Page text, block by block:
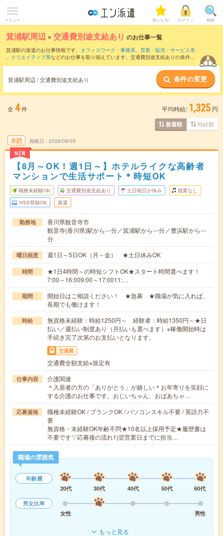
メニュー 気になる! ログイン 検索
箕浦駅周辺 ×交通費別途支給あり のお仕事一覧
箕浦駅の派遣のお仕事情報です。 オフィスワーク・事務系、 営業・販売・サービス系
、 クリエイティブ系などのお仕事を取り揃えています。交通費別途支給ありの条件の
箕浦駅周辺 / 交通費別途支給あり 条件の変更
全 4件 平均時給: 1,325 円
新着順 時給順
未読
NEW
掲載日 2026/08/05
【8月～OK！週1日～】ホテルライクな高齢者
マンションで生活サポート＊時短OK
職種未経験OK 交通費別途支給あり 土日祝日が休み 残業なし
WEB登録OK 派遣
勤務地
香川県観音寺市
観音寺(香川県)駅から---分／箕浦駅から---分／豊浜駅から---
分
曜日頻度 週1日～5日OK（月～金） ★土日休みOK
時間
★1日4時間～の時短シフトOK★スタート時間選べます！
7:00～16:009:00～17:0011:…
期間
開始日はご相談ください！ ★急募 ★職場が気に入れば、
長期でも働けます！
時給
無資格未経験：時給1250円～ 経験者：時給1350円～★日
払い／週払い制度あり（月払いも選べます）※稼働開始時は
手続き完了次第のお支払いとなります。
交通費
交通費全額支給※規定有
仕事内容
介護関連
＊入居者の方の「ありがとう」が嬉しい＊お年寄りを笑顔に
する介護のお仕事です。おじいちゃん、おばあちゃ…
応募資格
職種未経験OK / ブランクOK / パソコンスキル不要 / 英語力不
要
無資格・未経験OK年齢不問★10名以上採用予定★履歴書は
不要です▽応募後の流れ1)翌営業日までに担当…
職場の雰囲気
年齢層
20代
30代 40代 50代
60代
男女比率
女性
男性
もっと見る